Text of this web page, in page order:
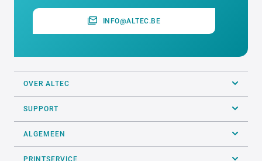
INFO@ALTEC.BE
OVER ALTEC
SUPPORT
ALGEMEEN
PRINTSERVICE